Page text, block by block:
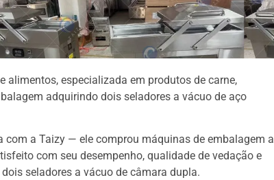
alimentos, especializada em produtos de carne,
adquirindo dois seladores a vácuo de aço
com a Taizy — ele comprou máquinas de embalagem a
com seu desempenho, qualidade de vedação e
seladores a vácuo de câmara dupla.